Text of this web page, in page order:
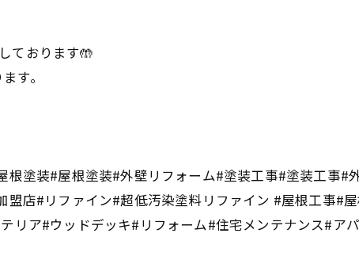
ております🤲
す。
塗装#屋根塗装#外壁リフォーム#塗装工事#塗装工事#
店#リファイン#超低汚染塗料リファイン #屋根工事#
リア#ウッドデッキ#リフォーム#住宅メンテナンス#ア